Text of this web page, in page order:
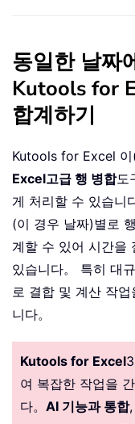
동일한 날짜
Kutools for
합계하기
Kutools for Excel 이
Excel고급 행 병합도
게 처리할 수 있습니
(이 경우 날짜)별로
계할 수 있어 시간을
있습니다。 특히 대
로 결합 및 계산 작
니다。
Kutools for Excel
여 복잡한 작업을
다。 AI 기능과 통합